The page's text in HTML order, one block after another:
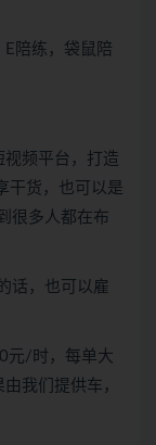
陪练，袋鼠陪
频平台，打造
干货，也可以是
很多人都在布
话，也可以雇
元/时，每单大
我们提供车，